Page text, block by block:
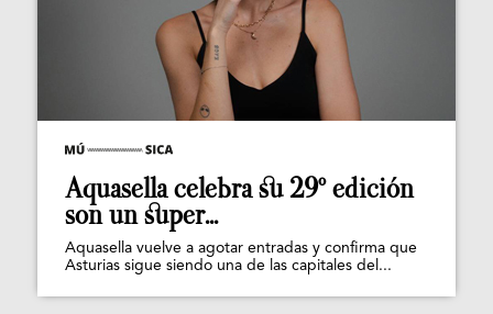
Aquasella celebra su 29º edición
son un super...
Aquasella vuelve a agotar entradas y confirma que
Asturias sigue siendo una de las capitales del...